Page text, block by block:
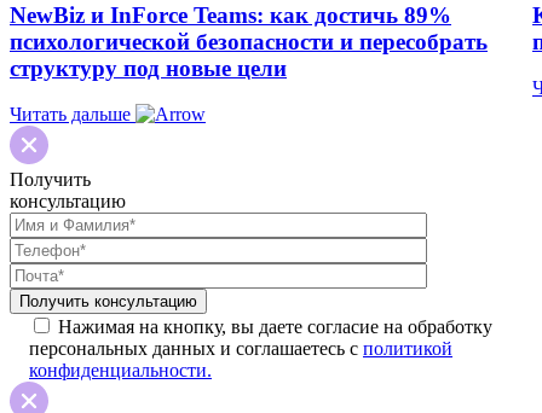
NewBiz и InForce Teams: как достичь 89%
психологической безопасности и пересобрать
структуру под новые цели
Читать дальше
Получить
консультацию
Нажимая на кнопку, вы даете согласие на обработку
персональных данных и соглашаетесь с политикой
конфиденциальности.